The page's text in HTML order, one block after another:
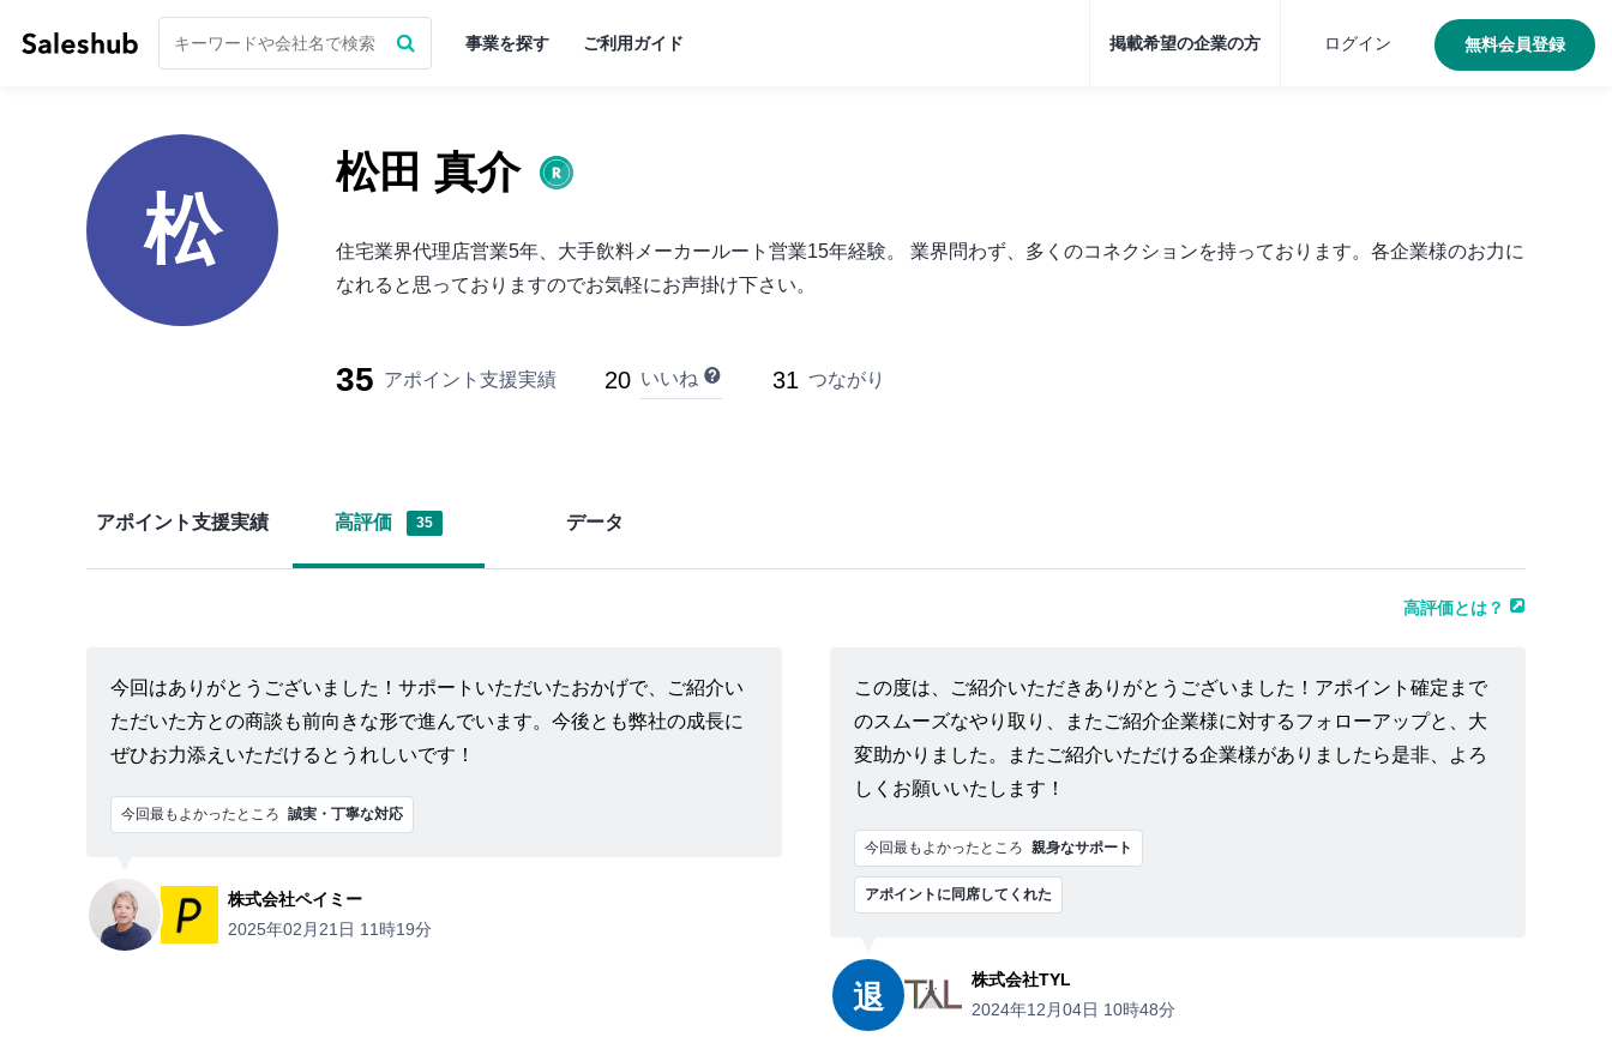
事業を探す ご利用ガイド 掲載希望の企業の方 ログイン 無料会員登録
松
松田 真介
住宅業界代理店営業5年、大手飲料メーカールート営業15年経験。 業界問わず、多くのコネクションを持っております。各企業様のお力に
なれると思っておりますのでお気軽にお声掛け下さい。
35 アポイント支援実績 20 いいね 31 つながり
アポイント支援実績 高評価 35 データ
高評価とは？
今回はありがとうございました！サポートいただいたおかげで、ご紹介い
ただいた方との商談も前向きな形で進んでいます。今後とも弊社の成長に
ぜひお力添えいただけるとうれしいです！
今回最もよかったところ 誠実・丁寧な対応
株式会社ペイミー
2025年02月21日 11時19分
この度は、ご紹介いただきありがとうございました！アポイント確定まで
のスムーズなやり取り、またご紹介企業様に対するフォローアップと、大
変助かりました。またご紹介いただける企業様がありましたら是非、よろ
しくお願いいたします！
今回最もよかったところ 親身なサポート
アポイントに同席してくれた
退
株式会社TYL
2024年12月04日 10時48分